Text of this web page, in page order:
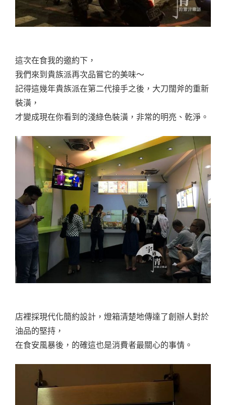
這次在食我的邀約下，
我們來到貴族派再次品嘗它的美味～
記得這幾年貴族派在第二代接手之後，大刀闊斧的重新
裝潢，
才變成現在你看到的淺綠色裝潢，非常的明亮、乾淨。
店裡採現代化簡約設計，燈箱清楚地傳達了創辦人對於
油品的堅持，
在食安風暴後，的確這也是消費者最關心的事情。